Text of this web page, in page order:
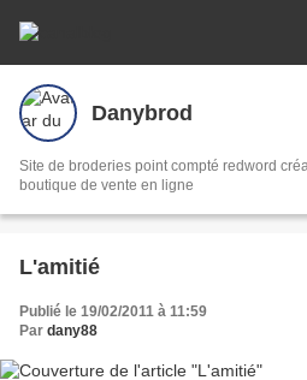
Danybrod
Site de broderies point compté redword
boutique de vente en ligne
L'amitié
Publié le 19/02/2011 à 11:59
Par dany88